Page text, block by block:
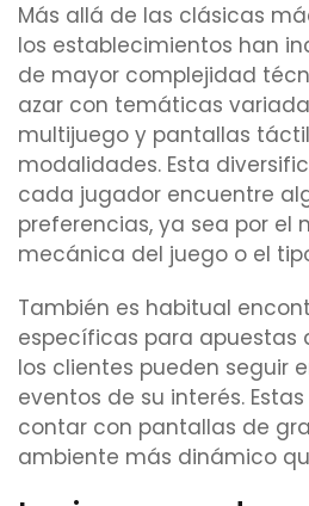
Más allá de las clásicas
los establecimientos han
de mayor complejidad
azar con temáticas
multijuego y pantallas
modalidades. Esta
cada jugador encuentre
preferencias, ya sea por el
mecánica del juego o el
También es habitual
específicas para apuestas
los clientes pueden seguir
eventos de su interés.
contar con pantallas de
ambiente más dinámico